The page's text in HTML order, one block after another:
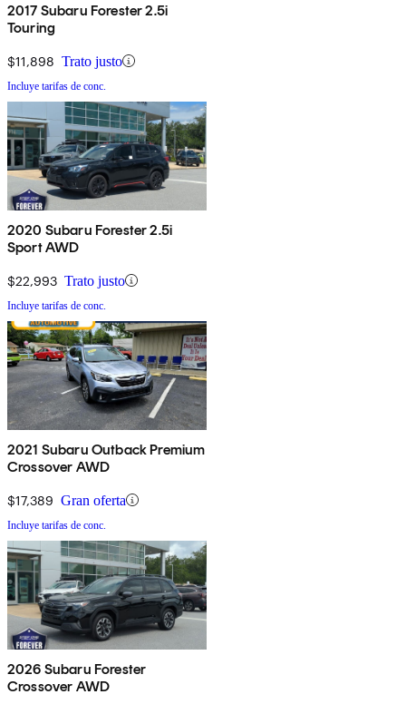
2017 Subaru Forester 2.5i
Touring
$11,898 Trato justo
Incluye tarifas de conc.
2020 Subaru Forester 2.5i
Sport AWD
$22,993 Trato justo
Incluye tarifas de conc.
2021 Subaru Outback Premium
Crossover AWD
$17,389 Gran oferta
Incluye tarifas de conc.
2026 Subaru Forester
Crossover AWD